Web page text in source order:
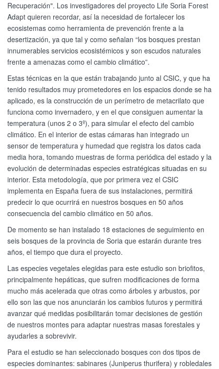
Recuperación". Los investigadores del proyecto Life Soria Forest
Adapt quieren recordar, así la necesidad de fortalecer los
ecosistemas como herramienta de prevención frente a la
desertización, ya que tal y como señalan “los bosques prestan
innumerables servicios ecosistémicos y son escudos naturales
frente a amenazas como el cambio climático”.
Estas técnicas en la que están trabajando junto al CSIC, y que ha
tenido resultados muy prometedores en los espacios donde se ha
aplicado, es la construcción de un perímetro de metacrilato que
funciona como invernadero, y en el que consiguen aumentar la
temperatura (unos 2 o 3º), para simular el efecto del cambio
climático. En el interior de estas cámaras han integrado un
sensor de temperatura y humedad que registra los datos cada
media hora, tomando muestras de forma periódica del estado y la
evolución de determinadas especies estratégicas situadas en su
interior. Esta metodología, que por primera vez el CSIC
implementa en España fuera de sus instalaciones, permitirá
predecir lo que ocurrirá en nuestros bosques en 50 años
consecuencia del cambio climático en 50 años.
De momento se han instalado 18 estaciones de seguimiento en
seis bosques de la provincia de Soria que estarán durante tres
años, el tiempo que dura el proyecto.
Las especies vegetales elegidas para este estudio son briofitos,
principalmente hepáticas, que sufren modificaciones de forma
mucho más acelerada que otras como árboles y arbustos, por
ello son las que nos anunciarán los cambios futuros y permitirá
avanzar qué medidas posibilitarán tomar decisiones de gestión
de nuestros montes para adaptar nuestras masas forestales y
ayudarles a sobrevivir.
Para el estudio se han seleccionado bosques con dos tipos de
especies dominantes: sabinares (Juniperus thurifera) y robledales